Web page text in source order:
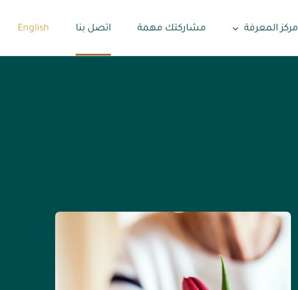
مركز المعرفة مشاركتك مهمة اتصل بنا English